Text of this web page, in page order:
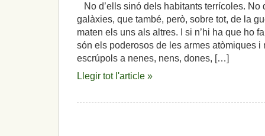
No d’ells sinó dels habitants terrícoles. No
galàxies, que també, però, sobre tot, de la
maten els uns als altres. I si n’hi ha que ho
són els poderosos de les armes atòmiques
escrúpols a nenes, nens, dones, […]
Llegir tot l'article »